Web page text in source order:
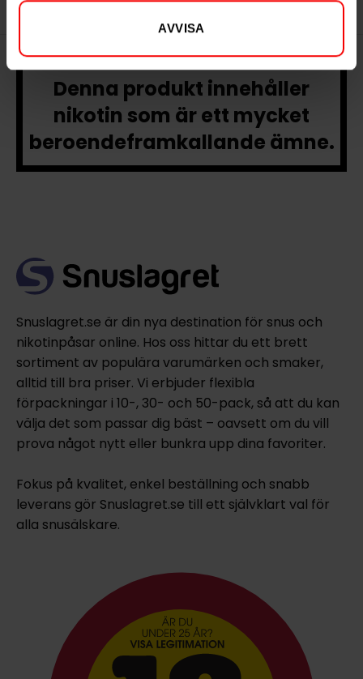
AVVISA
Denna produkt innehåller
nikotin som är ett mycket
beroendeframkallande ämne.
Snuslagret.se är din nya destination för snus och
nikotinpåsar online. Hos oss hittar du ett brett
sortiment av populära varumärken och smaker,
alltid till bra priser. Vi erbjuder flexibla
förpackningar i 10-, 30- och 50-pack, så att du kan
välja det som passar dig bäst – oavsett om du vill
prova något nytt eller bunkra upp dina favoriter.
Fokus på kvalitet, enkel beställning och snabb
leverans gör Snuslagret.se till ett självklart val för
alla snusälskare.